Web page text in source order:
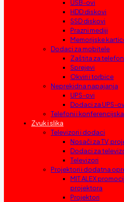
USB-ovi
HDD diskovi
SSD diskovi
Prazni mediji
Memorijske
Dodaci za mobitele
Zaštita za
Sprejevi
Okviri i torbice
Neprekidna napajanja
UPS-ovi
Dodaci za UPS-
Telefoni i
Zvuk i slika
Televizori i dodaci
Nosači za TV,
Dodaci za
Televizori
Projektori i dodatna
MIT ALEX
projektora
Projektori